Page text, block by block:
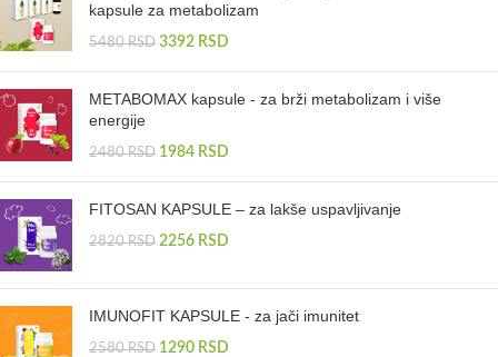
kapsule za metabolizam
5480RSD 3392 RSD
METABOMAX kapsule - za brži metabolizam i više
energije
2480RSD 1984 RSD
FITOSAN KAPSULE – za lakše uspavljivanje
2820RSD 2256 RSD
IMUNOFIT KAPSULE - za jači imunitet
2580RSD 1290 RSD